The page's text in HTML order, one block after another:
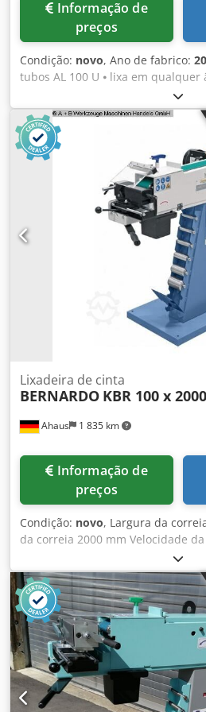
preços
Condição: novo, Ano de fabrico:
tubos AL 100 U ⦁ lixa em qualquer
qualquer diâmetro desejado
todos os materiais comuns ⦁
- Operação por meio de alavanca
100 x 2000 mm - Motor 3,0 kW 400
2905 rpm - Velocidade da cinta 30
20 mm a 76 mm - Peso 200 kg
Ahaus 1 835 km
Lixadeira de cinta
BERNARDO KBR 100 x
preços
Condição: novo, Largura da
da correia 2000 mm Velocidade
Diâmetro do tubo 20 - 76 mm
90 graus Diâmetro do bocal de
Velocidades do motor: 1420 /
Agmsr Dispositivo de retificação
mm Potência total necessária 2,5
aprox. 148 kg. Dimensões L-W-H
KBR 100 x 2000 DUO é uma
multifuncional para lixar
na parte da frente, para lixar
superfícies e para retificação